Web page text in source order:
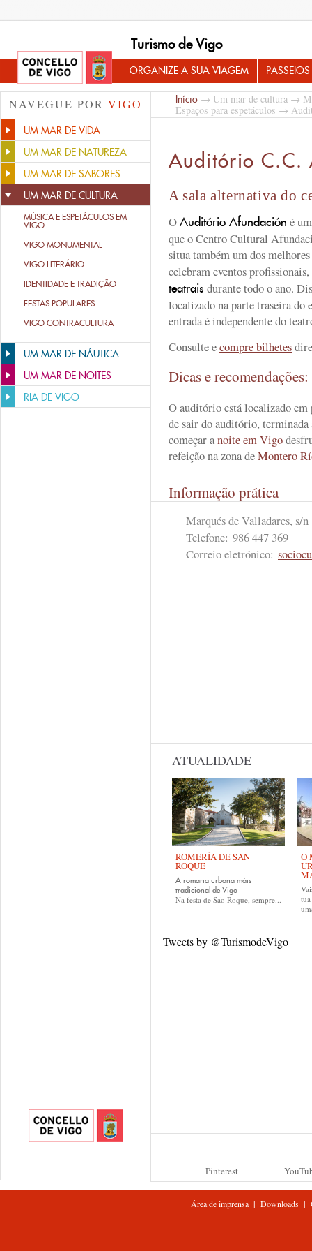
Turismo de Vigo
ORGANIZE A SUA VIAGEM
NAVEGUE POR VIGO
UM MAR DE VIDA
UM MAR DE NATUREZA
UM MAR DE SABORES
UM MAR DE CULTURA
MÚSICA E ESPETÁCULOS EM
VIGO
VIGO MONUMENTAL
VIGO LITERÁRIO
IDENTIDADE E TRADIÇÂO
FESTAS POPULARES
VIGO CONTRACULTURA
UM MAR DE NÁUTICA
UM MAR DE NOITES
RIA DE VIGO
Início → Um mar de cultura →
Espaços para espetáculos →
Auditório C.C.
A sala alternativa do
OAuditório Afundación é
que o Centro Cultural
situa também um dos melhores
celebram eventos profissionais,
teatrais durante todo o ano.
localizado na parte traseira
entrada é independente do
Consulte ecompre bilhetes
Dicas e
O auditório está localizado
de sair do auditório, terminada
começar anoite em Vigo
refeição na zona deMontero
Informação prática
Marqués de Valladares, s/n
Telefone: 986 447 369
Correio eletrónico:
ATUALIDADE
ROMERÍA DE SAN
ROQUE
A romaria urbana máis
tradicional de Vigo
Na festa de São Roque, sempre...
O
Tweets by @TurismodeVigo
Pinterest
Área de imprensa| Downloads|